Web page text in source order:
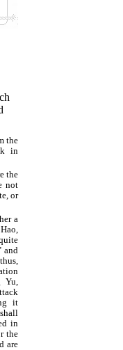
the
in
the
not
or
a
and
it
in
the
are